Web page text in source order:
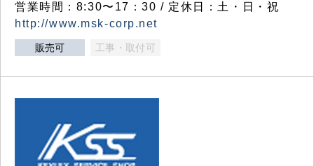
営業時間：8:30〜17：30 / 定休日：土・日・祝
http://www.msk-corp.net
販売可 工事・取付可